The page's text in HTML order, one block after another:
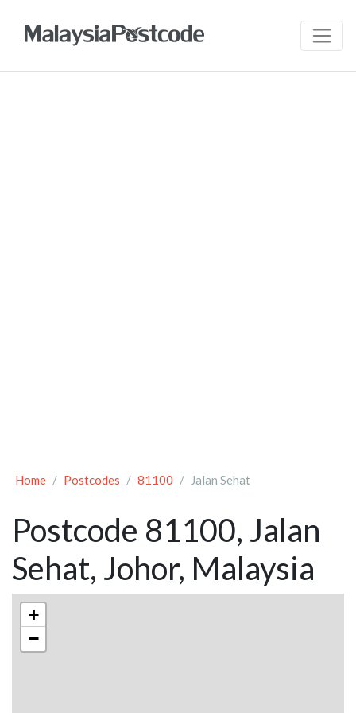
Home Postcodes 81100 Jalan Sehat
Postcode 81100, Jalan
Sehat, Johor, Malaysia
+
−